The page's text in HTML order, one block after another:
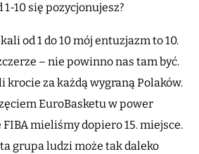
10 się pozycjonujesz?
od 1 do 10 mój entuzjazm to 10.
– nie powinno nas tam być.
krocie za każdą wygraną Polaków.
EuroBasketu w power
mieliśmy dopiero 15. miejsce.
grupa ludzi może tak daleko